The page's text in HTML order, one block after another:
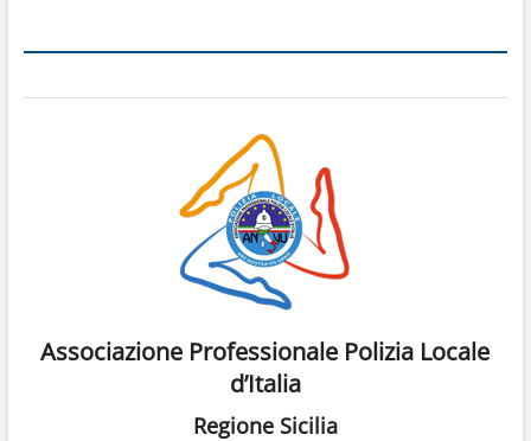
Associazione Professionale Polizia Locale
d’Italia
Regione Sicilia